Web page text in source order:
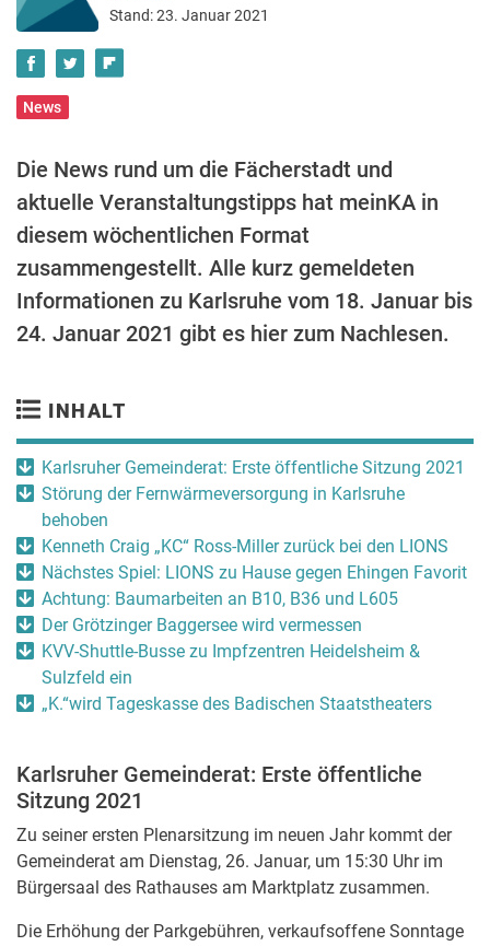
Stand: 23. Januar 2021
News
Die News rund um die Fächerstadt und
aktuelle Veranstaltungstipps hat meinKA in
diesem wöchentlichen Format
zusammengestellt. Alle kurz gemeldeten
Informationen zu Karlsruhe vom 18. Januar bis
24. Januar 2021 gibt es hier zum Nachlesen.
INHALT
Karlsruher Gemeinderat: Erste öffentliche Sitzung 2021
Störung der Fernwärmeversorgung in Karlsruhe
behoben
Kenneth Craig „KC“ Ross-Miller zurück bei den LIONS
Nächstes Spiel: LIONS zu Hause gegen Ehingen Favorit
Achtung: Baumarbeiten an B10, B36 und L605
Der Grötzinger Baggersee wird vermessen
KVV-Shuttle-Busse zu Impfzentren Heidelsheim &
Sulzfeld ein
„K.“wird Tageskasse des Badischen Staatstheaters
Karlsruher Gemeinderat: Erste öffentliche
Sitzung 2021
Zu seiner ersten Plenarsitzung im neuen Jahr kommt der
Gemeinderat am Dienstag, 26. Januar, um 15:30 Uhr im
Bürgersaal des Rathauses am Marktplatz zusammen.
Die Erhöhung der Parkgebühren, verkaufsoffene Sonntage